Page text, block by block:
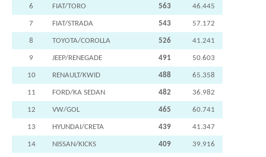
6 FIAT/TORO 563 46.445
7 FIAT/STRADA 543 57.172
8 TOYOTA/COROLLA 526 41.241
9 JEEP/RENEGADE 491 50.603
10 RENAULT/KWID 488 65.358
11 FORD/KA SEDAN 482 36.982
12 VW/GOL 465 60.741
13 HYUNDAI/CRETA 439 41.347
14 NISSAN/KICKS 409 39.916